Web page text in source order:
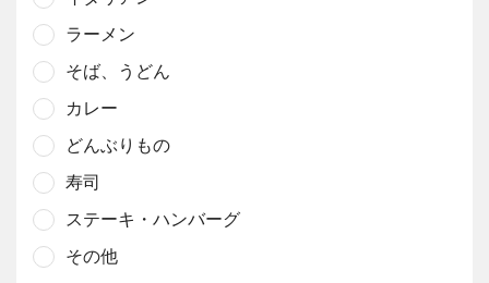
ラーメン
そば、うどん
カレー
どんぶりもの
寿司
ステーキ・ハンバーグ
その他